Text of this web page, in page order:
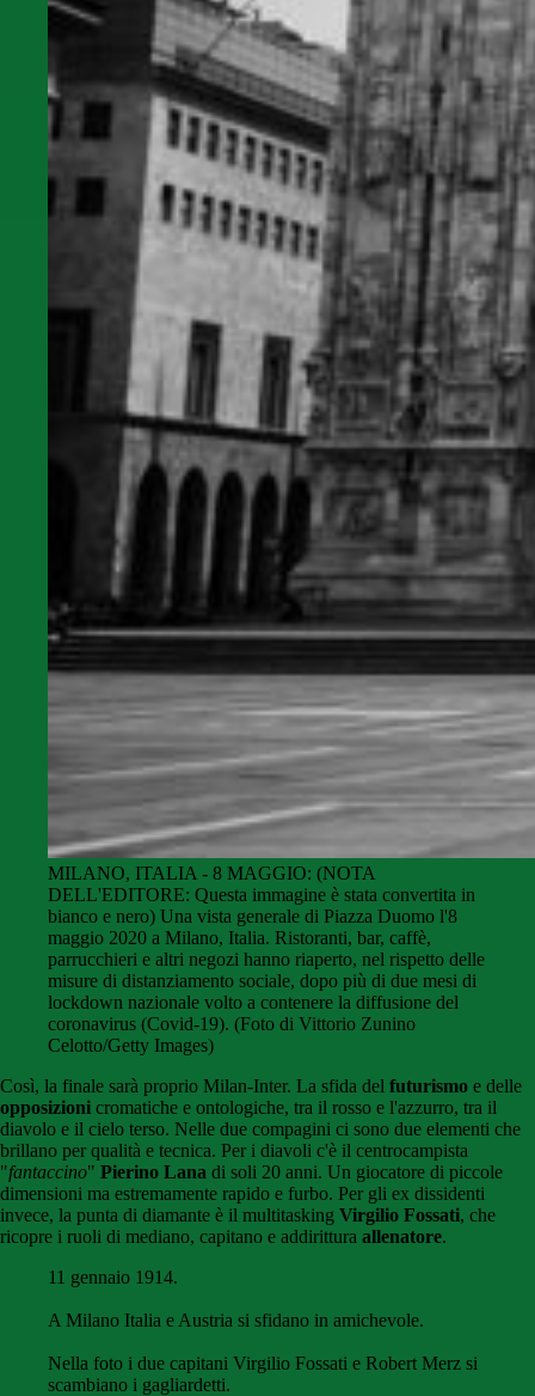
MILANO, ITALIA - 8 MAGGIO: (NOTA
DELL'EDITORE: Questa immagine è stata convertita in
bianco e nero) Una vista generale di Piazza Duomo l'8
maggio 2020 a Milano, Italia. Ristoranti, bar, caffè,
parrucchieri e altri negozi hanno riaperto, nel rispetto delle
misure di distanziamento sociale, dopo più di due mesi di
lockdown nazionale volto a contenere la diffusione del
coronavirus (Covid-19). (Foto di Vittorio Zunino
Celotto/Getty Images)
Così, la finale sarà proprio Milan-Inter. La sfida del futurismo e delle
opposizioni cromatiche e ontologiche, tra il rosso e l'azzurro, tra il
diavolo e il cielo terso. Nelle due compagini ci sono due elementi che
brillano per qualità e tecnica. Per i diavoli c'è il centrocampista
"fantaccino" Pierino Lana di soli 20 anni. Un giocatore di piccole
dimensioni ma estremamente rapido e furbo. Per gli ex dissidenti
invece, la punta di diamante è il multitasking Virgilio Fossati, che
ricopre i ruoli di mediano, capitano e addirittura allenatore.
11 gennaio 1914.
A Milano Italia e Austria si sfidano in amichevole.
Nella foto i due capitani Virgilio Fossati e Robert Merz si
scambiano i gagliardetti.